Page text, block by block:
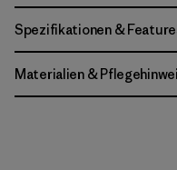
Spezifikationen &
Materialien &